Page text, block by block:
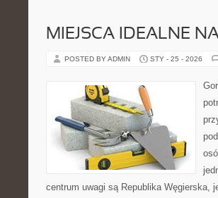
MIEJSCA IDEALNE
POSTED BY ADMIN STY - 25 - 2026
centrum uwagi są Republika Węgierska,